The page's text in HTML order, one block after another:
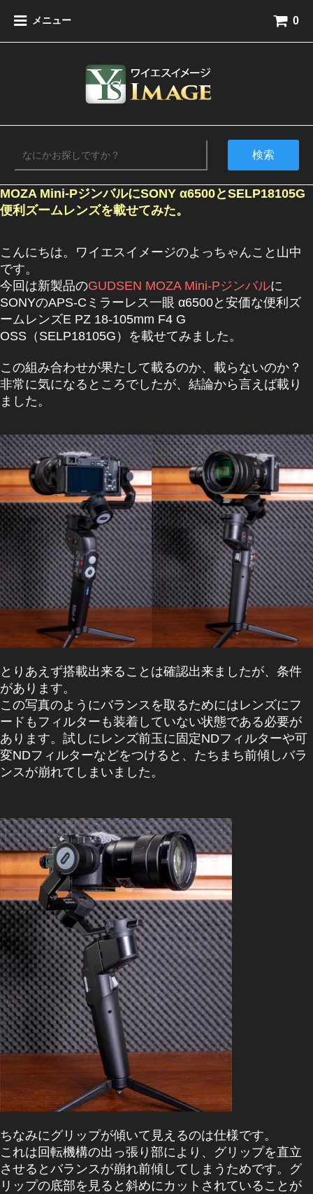
メニュー 0
検索
MOZA Mini-PジンバルにSONY α6500とSELP18105G
便利ズームレンズを載せてみた。
こんにちは。ワイエスイメージのよっちゃんこと山中
です。
今回は新製品のGUDSEN MOZA Mini-Pジンバルに
SONYのAPS-Cミラーレス一眼 α6500と安価な便利ズ
ームレンズE PZ 18-105mm F4 G
OSS（SELP18105G）を載せてみました。
この組み合わせが果たして載るのか、載らないのか？
非常に気になるところでしたが、結論から言えば載り
ました。
とりあえず搭載出来ることは確認出来ましたが、条件
があります。
この写真のようにバランスを取るためにはレンズにフ
ードもフィルターも装着していない状態である必要が
あります。試しにレンズ前玉に固定NDフィルターや可
変NDフィルターなどをつけると、たちまち前傾しバラ
ンスが崩れてしまいました。
ちなみにグリップが傾いて見えるのは仕様です。
これは回転機構の出っ張り部により、グリップを直立
させるとバランスが崩れ前傾してしまうためです。グ
リップの底部を見ると斜めにカットされていることが